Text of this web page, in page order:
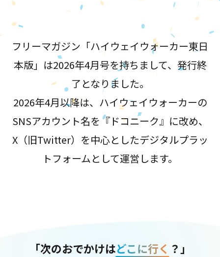
フリーマガジン「ハイウェイウォーカー東日
本版」は2026年4月号を持ちまして、発行終
了となりました。
2026年4月以降は、ハイウェイウォーカーの
SNSアカウント名を『ドコニーク』に改め、
X（旧Twitter）を中心としたデジタルプラッ
トフォームとして運営します。
「次のおでかけはどこに行く ？」